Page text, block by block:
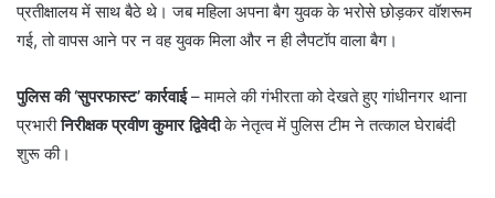
प्रतीक्षालय में साथ बैठे थे। जब महिला अपना बैग युवक के भरोसे छोड़कर वॉशरूम
गई, तो वापस आने पर न वह युवक मिला और न ही लैपटॉप वाला बैग।
पुलिस की ‘सुपरफास्ट’ कार्रवाई– ​मामले की गंभीरता को देखते हुए गांधीनगर थाना
प्रभारीनिरीक्षक प्रवीण कुमार द्विवेदीके नेतृत्व में पुलिस टीम ने तत्काल घेराबंदी
शुरू की।